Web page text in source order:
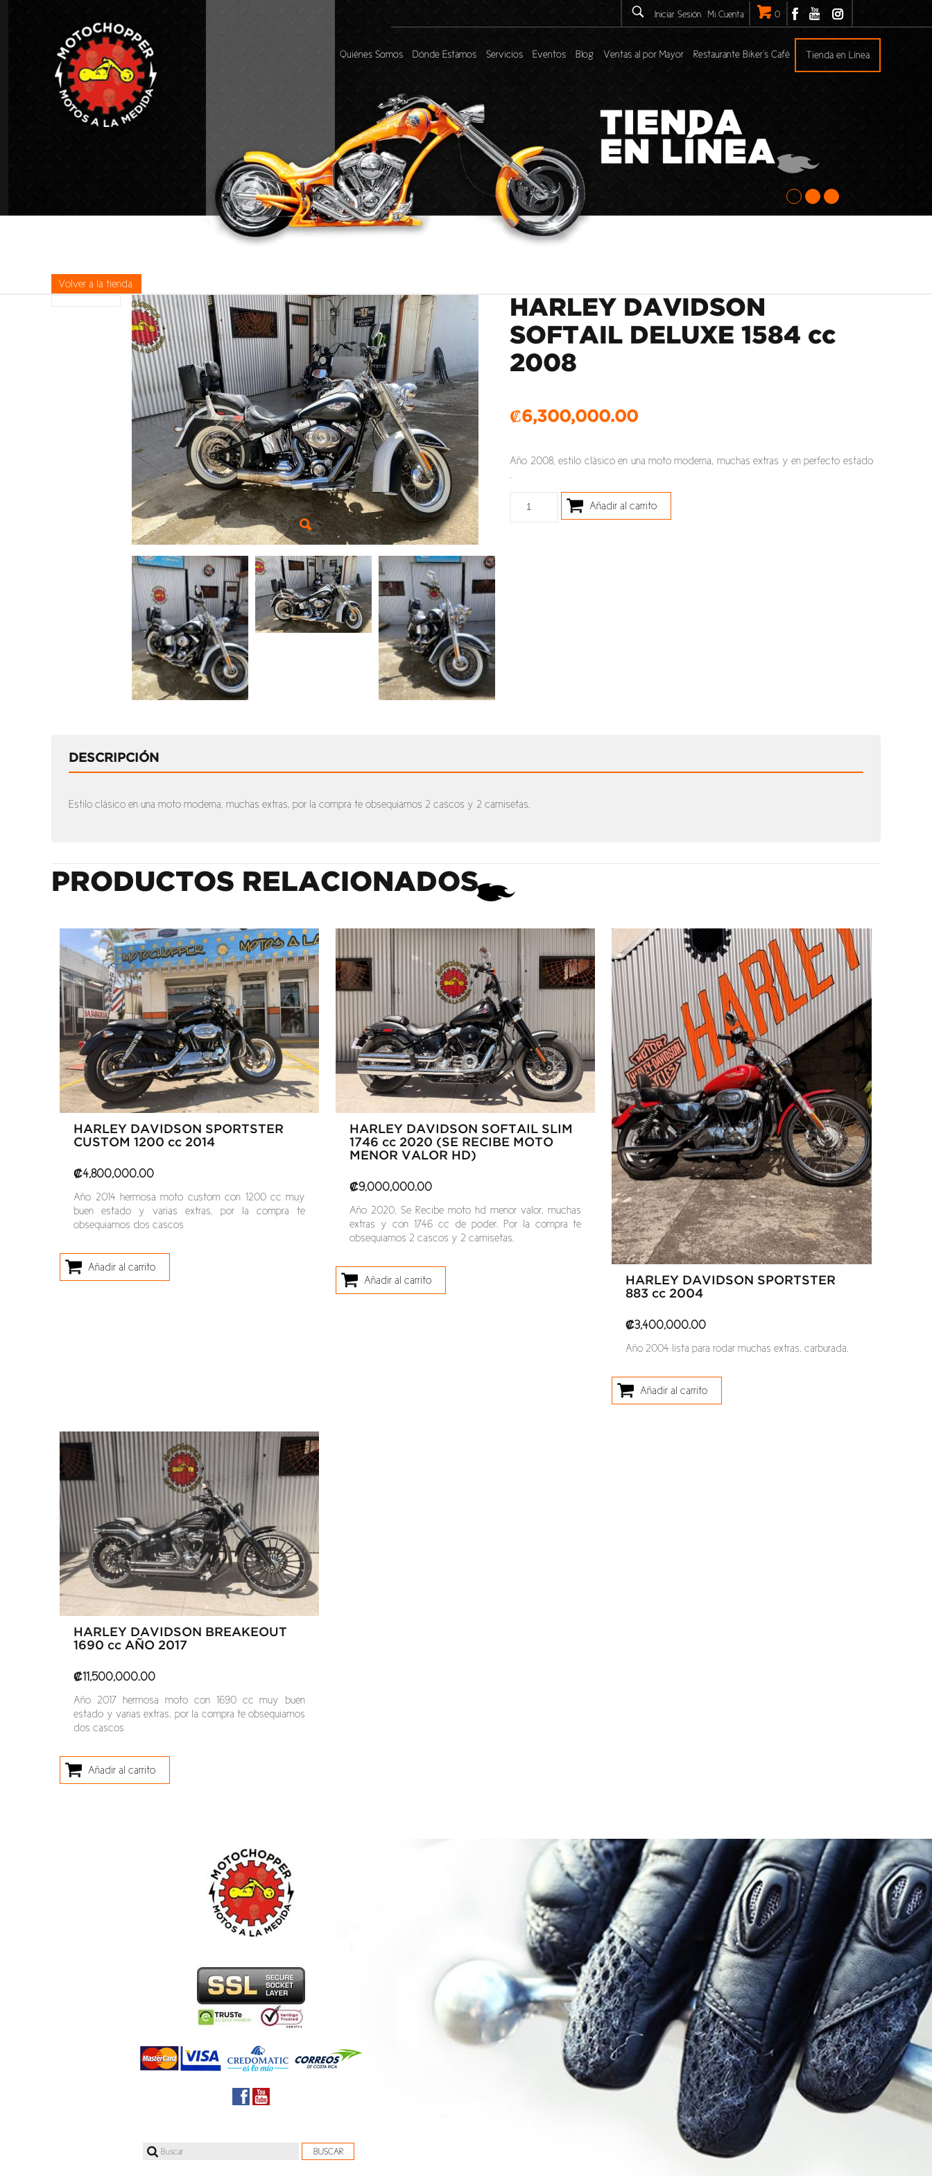
Iniciar Sesión Mi Cuenta 0
Quiénes Somos Dónde Estamos Servicios Eventos Blog Ventas al por Mayor Restaurante Biker’s Café Tienda en Línea
Volver a la tienda
HARLEY DAVIDSON
SOFTAIL DELUXE 1584 cc
2008
₡6,300,000.00
Año 2008, estilo clásico en una moto moderna, muchas extras y en perfecto estado
Añadir al carrito
DESCRIPCIÓN
Estilo clásico en una moto moderna, muchas extras, por la compra te obsequiamos 2 cascos y 2 camisetas.
PRODUCTOS RELACIONADOS
HARLEY DAVIDSON SPORTSTER
CUSTOM 1200 cc 2014
₡4,800,000.00
Año 2014 hermosa moto custom con 1200 cc muy
buen estado y varias extras, por la compra te
obsequiamos dos cascos
Añadir al carrito
HARLEY DAVIDSON SOFTAIL SLIM
1746 cc 2020 (SE RECIBE MOTO
MENOR VALOR HD)
₡9,000,000.00
Año 2020, Se Recibe moto hd menor valor, muchas
extras y con 1746 cc de poder. Por la compra te
obsequiamos 2 cascos y 2 camisetas.
Añadir al carrito
HARLEY DAVIDSON SPORTSTER
883 cc 2004
₡3,400,000.00
Año 2004 lista para rodar muchas extras, carburada.
Añadir al carrito
HARLEY DAVIDSON BREAKEOUT
1690 cc AÑO 2017
₡11,500,000.00
Año 2017 hermosa moto con 1690 cc muy buen
estado y varias extras, por la compra te obsequiamos
dos cascos
Añadir al carrito